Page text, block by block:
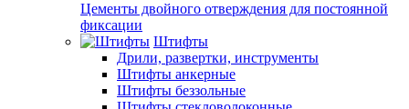
Цементы двойного отверждения для постоянной
фиксации
Штифты
Дрили, развертки, инструменты
Штифты анкерные
Штифты беззольные